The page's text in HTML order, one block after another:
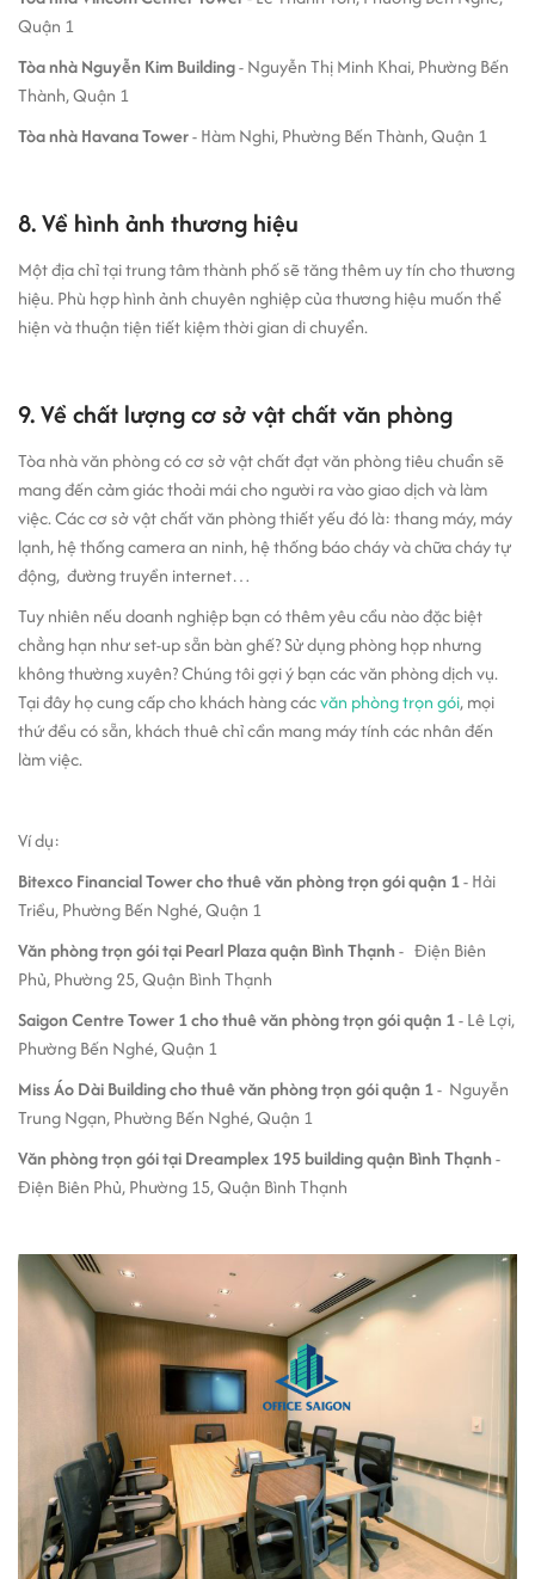
Quận 1
Tòa nhà Nguyễn Kim Building- Nguyễn Thị Minh Khai, Phường Bến
Thành, Quận 1
Tòa nhà Havana Tower- Hàm Nghi, Phường Bến Thành, Quận 1
8. Về hình ảnh thương hiệu
Một địa chỉ tại trung tâm thành phố sẽ tăng thêm uy tín cho thương
hiệu. Phù hợp hình ảnh chuyên nghiệp của thương hiệu muốn thể
hiện và thuận tiện tiết kiệm thời gian di chuyển.
9. Về chất lượng cơ sở vật chất văn phòng
Tòa nhà văn phòng có cơ sở vật chất đạt văn phòng tiêu chuẩn sẽ
mang đến cảm giác thoải mái cho người ra vào giao dịch và làm
việc. Các cơ sở vật chất văn phòng thiết yếu đó là: thang máy, máy
lạnh, hệ thống camera an ninh, hệ thống báo cháy và chữa cháy tự
động, đường truyền internet…
Tuy nhiên nếu doanh nghiệp bạn có thêm yêu cầu nào đặc biệt
chẳng hạn như set-up sẵn bàn ghế? Sử dụng phòng họp nhưng
không thường xuyên? Chúng tôi gợi ý bạn các văn phòng dịch vụ.
Tại đây họ cung cấp cho khách hàng cácvăn phòng trọn gói, mọi
thứ đều có sẵn, khách thuê chỉ cần mang máy tính các nhân đến
làm việc.
Ví dụ:
Bitexco Financial Tower cho thuê văn phòng trọn gói quận 1- Hải
Triều, Phường Bến Nghé, Quận 1
Văn phòng trọn gói tại Pearl Plaza quận Bình Thạnh- Điện Biên
Phủ, Phường 25, Quận Bình Thạnh
Saigon Centre Tower 1 cho thuê văn phòng trọn gói quận 1- Lê Lợi,
Phường Bến Nghé, Quận 1
Miss Áo Dài Building cho thuê văn phòng trọn gói quận 1- Nguyễn
Trung Ngạn, Phường Bến Nghé, Quận 1
Văn phòng trọn gói tại Dreamplex 195 building quận Bình Thạnh-
Điện Biên Phủ, Phường 15, Quận Bình Thạnh